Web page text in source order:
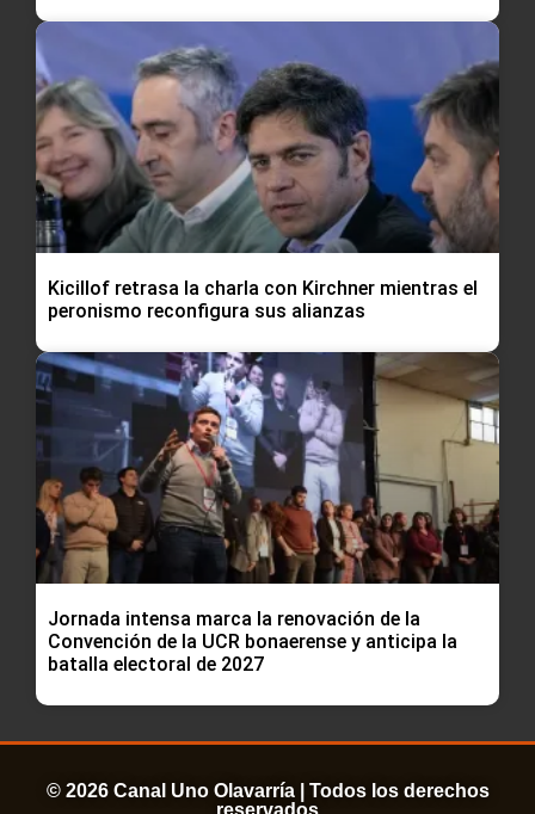
Kicillof retrasa la charla con Kirchner mientras el
peronismo reconfigura sus alianzas
Jornada intensa marca la renovación de la
Convención de la UCR bonaerense y anticipa la
batalla electoral de 2027
© 2026 Canal Uno Olavarría | Todos los derechos
reservados